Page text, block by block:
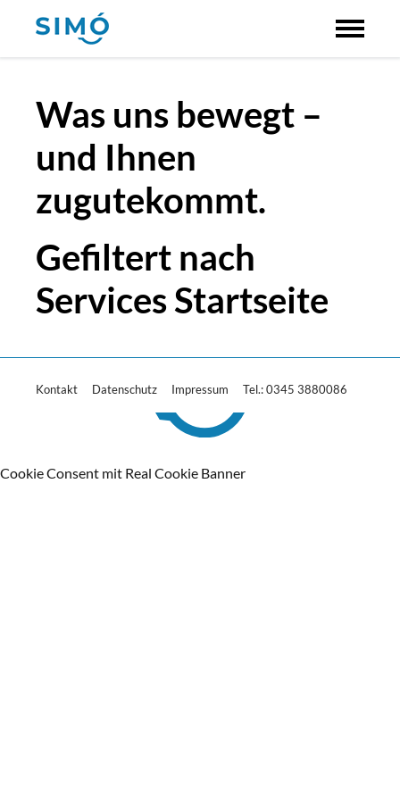
Was uns bewegt –
und Ihnen
zugutekommt.
Gefiltert nach
Services Startseite
Kontakt Datenschutz Impressum Tel.: 0345 3880086
Cookie Consent mit Real Cookie Banner